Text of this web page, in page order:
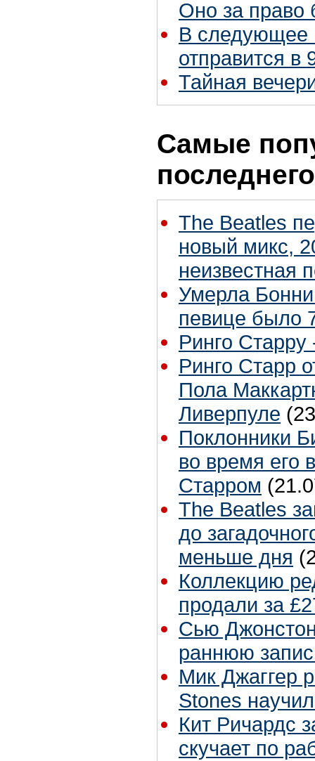
Оно за право
В следующее
отправится в
Тайная
Самые
The Beatles
новый микс,
неизвестная
Умерла
певице было
Ринго Старру
Ринго Старр
Пола
Ливерпуле
Поклонники
во время его
Старром
The Beatles
до
меньше дня
Коллекцию
продали за
Сью
раннюю
Мик Джаггер
Stones
Кит Ричардс
скучает по